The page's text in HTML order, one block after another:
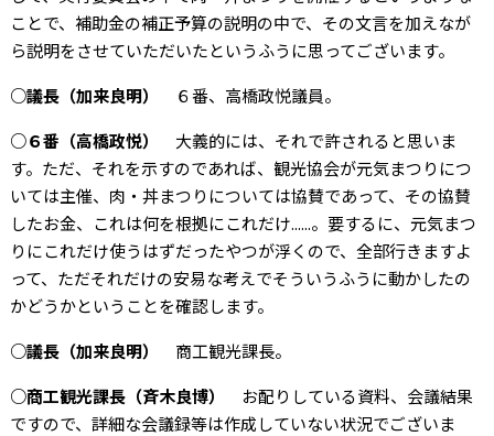
ことで、補助金の補正予算の説明の中で、その文言を加えなが
ら説明をさせていただいたというふうに思ってございます。
○議長（加来良明）
６番、高橋政悦議員。
○６番（高橋政悦）
大義的には、それで許されると思いま
す。ただ、それを示すのであれば、観光協会が元気まつりにつ
いては主催、肉・丼まつりについては協賛であって、その協賛
したお金、これは何を根拠にこれだけ......。要するに、元気まつ
りにこれだけ使うはずだったやつが浮くので、全部行きますよ
って、ただそれだけの安易な考えでそういうふうに動かしたの
かどうかということを確認します。
○議長（加来良明）
商工観光課長。
○商工観光課長（斉木良博）
お配りしている資料、会議結果
ですので、詳細な会議録等は作成していない状況でございま